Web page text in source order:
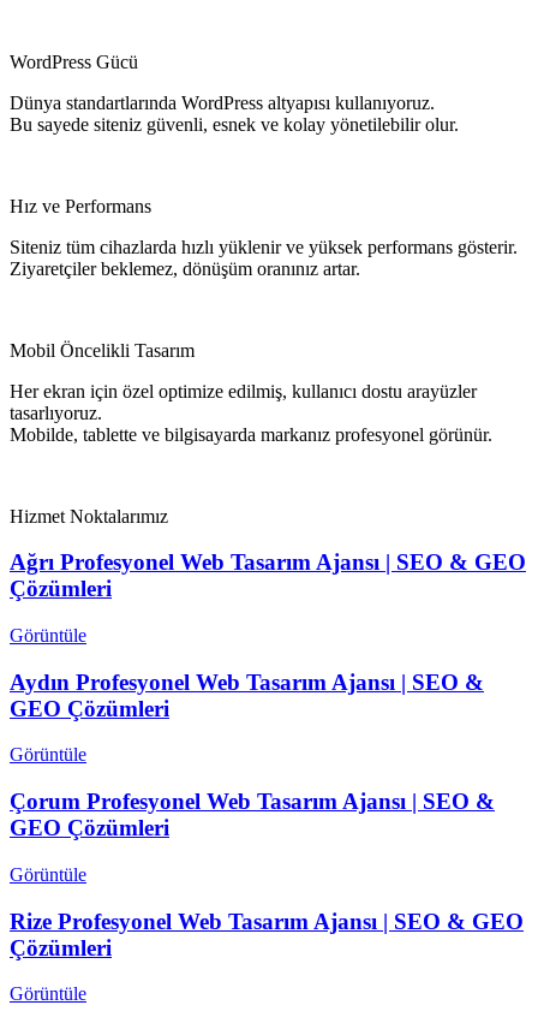
WordPress Gücü
Dünya standartlarında WordPress altyapısı kullanıyoruz.
Bu sayede siteniz güvenli, esnek ve kolay yönetilebilir olur.
Hız ve Performans
Siteniz tüm cihazlarda hızlı yüklenir ve yüksek performans gösterir.
Ziyaretçiler beklemez, dönüşüm oranınız artar.
Mobil Öncelikli Tasarım
Her ekran için özel optimize edilmiş, kullanıcı dostu arayüzler
tasarlıyoruz.
Mobilde, tablette ve bilgisayarda markanız profesyonel görünür.
Hizmet Noktalarımız
Ağrı Profesyonel Web Tasarım Ajansı | SEO & GEO
Çözümleri
Görüntüle
Aydın Profesyonel Web Tasarım Ajansı | SEO &
GEO Çözümleri
Görüntüle
Çorum Profesyonel Web Tasarım Ajansı | SEO &
GEO Çözümleri
Görüntüle
Rize Profesyonel Web Tasarım Ajansı | SEO & GEO
Çözümleri
Görüntüle